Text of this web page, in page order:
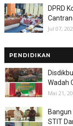
DPRD
Jul 07,
PENDIDIKAN
Wadah
Mai 21,
STIT